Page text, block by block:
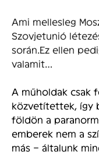
Ami mellesleg
Szovjetunió
során.Ez ellen
valamit…
A műholdak csak
közvetítettek, így
földön a
emberek nem a
más – általunk